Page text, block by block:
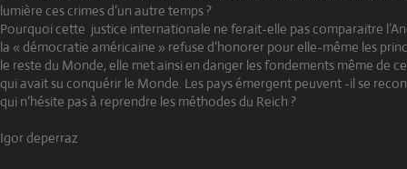
lumière ces crimes d’un autre temps ?
Pourquoi cette justice internationale ne ferait-elle pas comparaitre
la « démocratie américaine » refuse d’honorer pour elle-même les
le reste du Monde, elle met ainsi en danger les fondements même de
qui avait su conquérir le Monde. Les pays émergent peuvent -il se
qui n’hésite pas à reprendre les méthodes du Reich ?
Igor deperraz